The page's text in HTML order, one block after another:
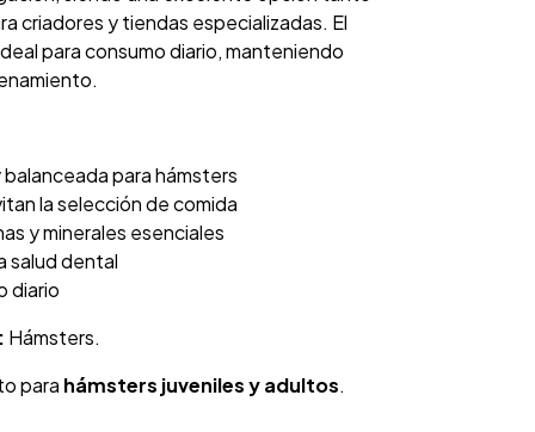
criadores y tiendas especializadas. El
para consumo diario, manteniendo
para hámsters
la selección de comida
y minerales esenciales
salud dental
diario
Hámsters.
para hámsters juveniles y adultos.